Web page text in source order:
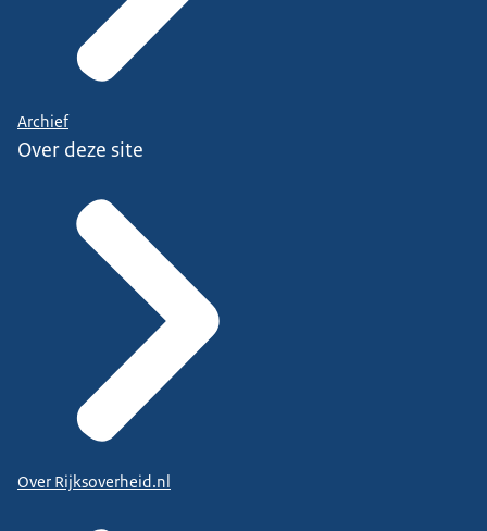
Archief
Over deze site
Over Rijksoverheid.nl